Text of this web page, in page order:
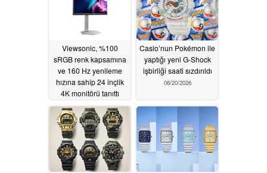
Viewsonic, %100
sRGB renk kapsamına
ve 160 Hz yenileme
hızına sahip 24 inçlik
4K monitörü tanıttı
06/22/2026
Casio’nun Pokémon ile
yaptığı yeni G-Shock
işbirliği saati sızdırıldı
06/20/2026